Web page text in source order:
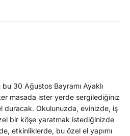
30 Ağustos Bayramı Ayaklı
masada ister yerde sergilediğiniz
duracak. Okulunuzda, evinizde, iş
bir köşe yaratmak istediğinizde
etkinliklerde, bu özel el yapımı